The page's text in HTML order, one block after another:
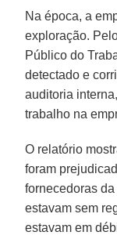
Na época, a
exploração.
Público do
detectado e
auditoria
trabalho na
O relatório
foram
fornecedoras
estavam sem
estavam em